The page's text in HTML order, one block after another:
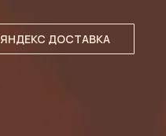
ЯНДЕКС ДОСТАВКА